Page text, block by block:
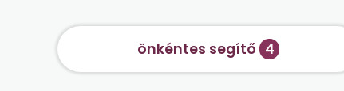
önkéntes segítő 4